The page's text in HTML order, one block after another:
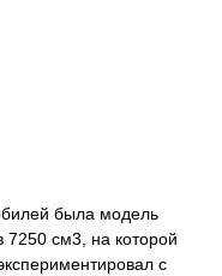
была модель
см3, на которой
с